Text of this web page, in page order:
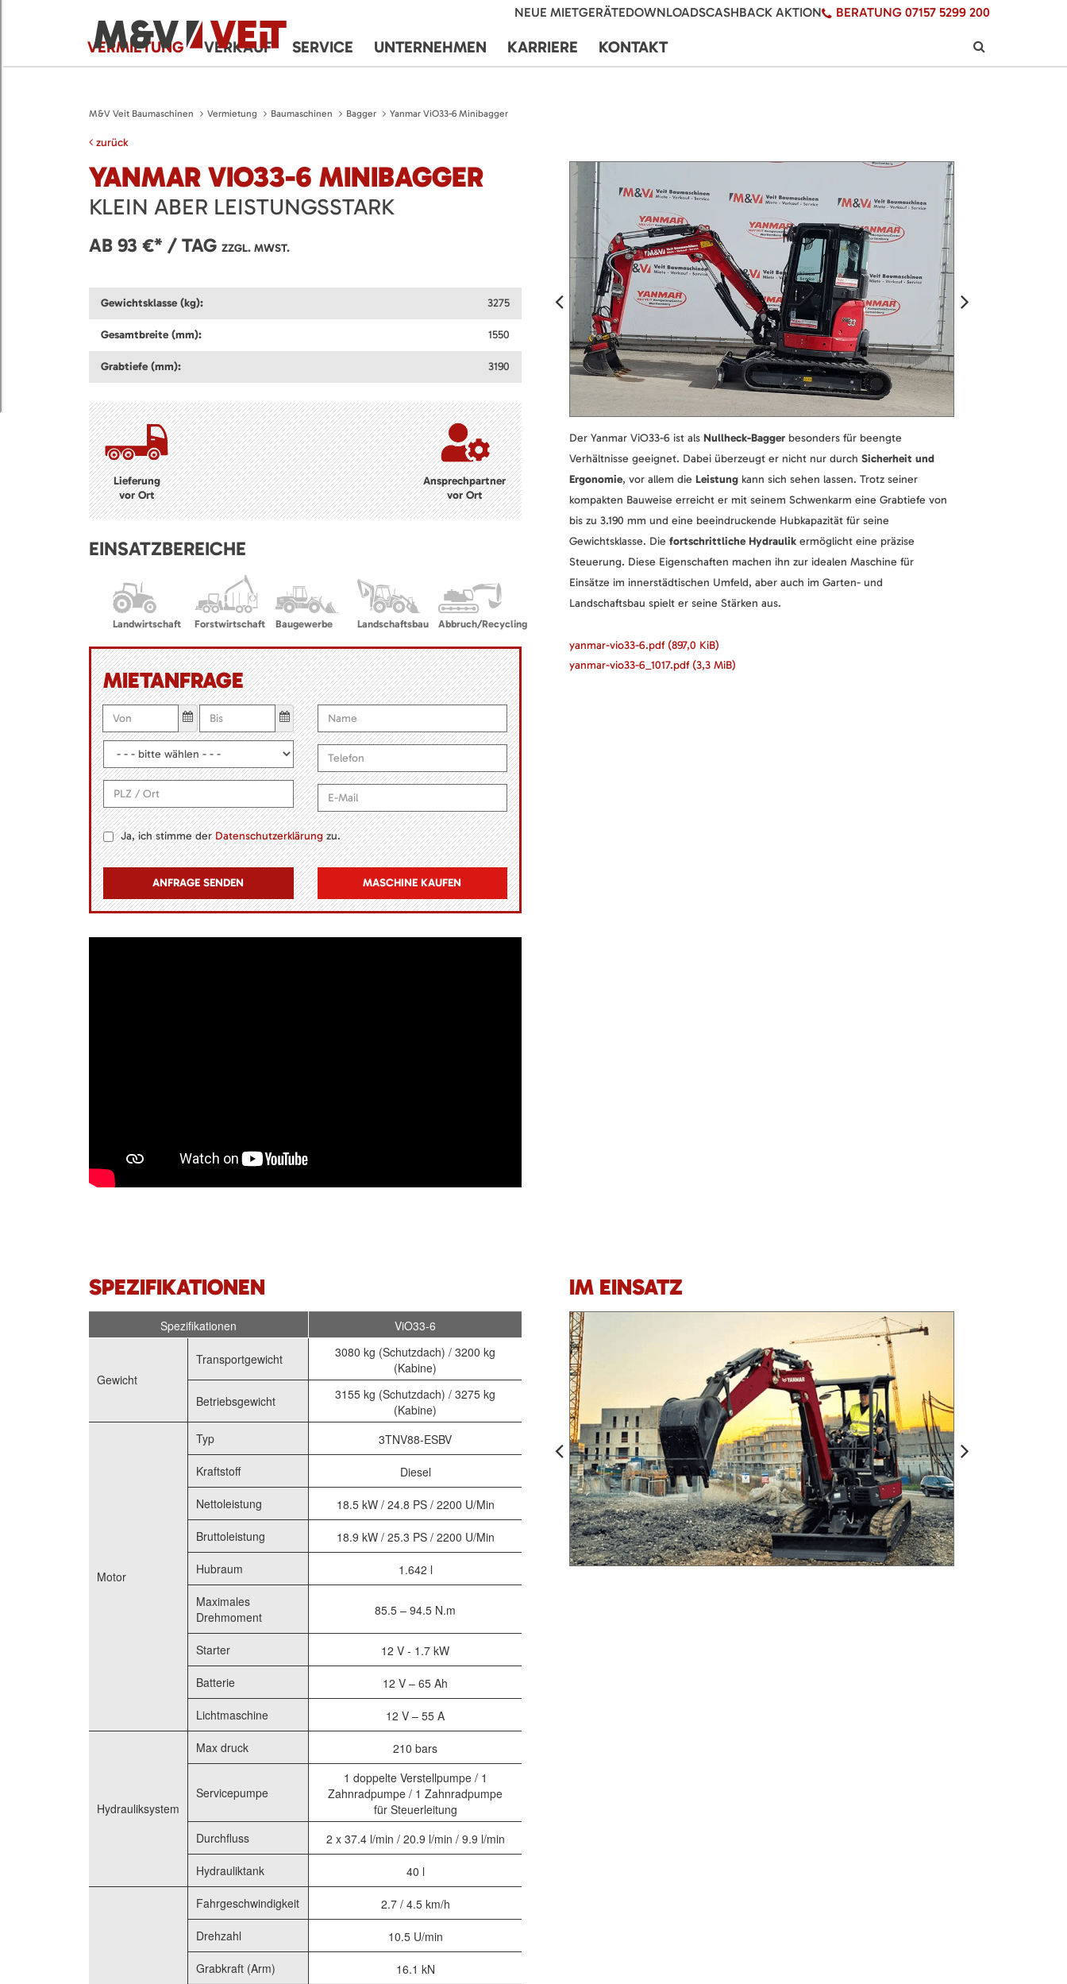
NEUE MIETGERÄTEDOWNLOADSCASHBACK AKTION BERATUNG 07157 5299 200
VERMIETUNG VERKAUF SERVICE UNTERNEHMEN KARRIERE KONTAKT
M&V Veit Baumaschinen Vermietung Baumaschinen Bagger Yanmar ViO33-6 Minibagger
zurück
YANMAR VIO33-6 MINIBAGGER
KLEIN ABER LEISTUNGSSTARK
AB 93 €* / TAG ZZGL. MWST.
Gewichtsklasse (kg): 3275
Gesamtbreite (mm): 1550
Grabtiefe (mm): 3190
Lieferung
vor Ort
Ansprechpartner
vor Ort
EINSATZBEREICHE
Landwirtschaft Forstwirtschaft Baugewerbe Landschaftsbau Abbruch/Recycling
MIETANFRAGE
Ja, ich stimme derDatenschutzerklärungzu.
MASCHINE KAUFEN
Der Yanmar ViO33-6 ist als Nullheck-Bagger besonders für beengte
Verhältnisse geeignet. Dabei überzeugt er nicht nur durch Sicherheit und
Ergonomie, vor allem die Leistung kann sich sehen lassen. Trotz seiner
kompakten Bauweise erreicht er mit seinem Schwenkarm eine Grabtiefe von
bis zu 3.190 mm und eine beeindruckende Hubkapazität für seine
Gewichtsklasse. Die fortschrittliche Hydraulik ermöglicht eine präzise
Steuerung. Diese Eigenschaften machen ihn zur idealen Maschine für
Einsätze im innerstädtischen Umfeld, aber auch im Garten- und
Landschaftsbau spielt er seine Stärken aus.
yanmar-vio33-6.pdf (897,0 KiB)
yanmar-vio33-6_1017.pdf (3,3 MiB)
SPEZIFIKATIONEN
Spezifikationen ViO33-6
Gewicht
Transportgewicht
3080 kg (Schutzdach) / 3200 kg
(Kabine)
Betriebsgewicht
3155 kg (Schutzdach) / 3275 kg
(Kabine)
Motor
Typ
3TNV88-ESBV
Kraftstoff
Diesel
Nettoleistung
18.5 kW / 24.8 PS / 2200 U/Min
Bruttoleistung
18.9 kW / 25.3 PS / 2200 U/Min
Hubraum
1.642 l
Maximales
Drehmoment
85.5 – 94.5 N.m
Starter
12 V - 1.7 kW
Batterie
12 V – 65 Ah
Lichtmaschine
12 V – 55 A
Hydrauliksystem
Max druck 210 bars
Servicepumpe
1 doppelte Verstellpumpe / 1
Zahnradpumpe / 1 Zahnradpumpe
für Steuerleitung
Durchfluss
2 x 37.4 l/min / 20.9 l/min / 9.9 l/min
Hydrauliktank
40 l
Fahrgeschwindigkeit
2.7 / 4.5 km/h
Drehzahl
10.5 U/min
Grabkraft (Arm)
16.1 kN
IM EINSATZ